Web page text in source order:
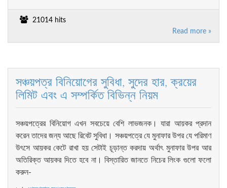
21014 hits
Read more »
সঞ্চয়পত্র বিনিয়োগের সুবিধা, সুদের হার, ক্রয়ের
লিমিট এবং এ সম্পর্কিত বিভিন্ন নিয়ম
সঞ্চয়পত্রের বিনিয়োগ এখন সবচেয়ে বেশি লাভজনক। যারা আয়কর প্রদান
করেন তাদের জন্য আছে রিবেট সুবিধা। সঞ্চয়পত্রে যে মুনাফার উপর যে পরিমাণ
উৎসে আয়কর কেটে রাখা হয় সেটাই চূড়ান্ত করদায় অর্থাৎ মুনাফার উপর আর
অতিরিক্ত আয়কর দিতে হবে না। বিস্তারিত জানতে নিচের লিংক গুলো ফলো
করুন-